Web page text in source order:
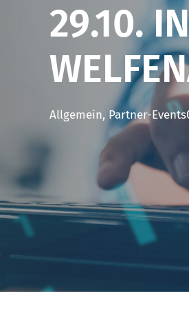
29.10.
Allgemein, Partner-Events